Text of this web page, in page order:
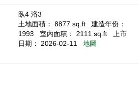
臥4 浴3
土地面積： 8877 sq.ft
建造年份：
1993
室內面積： 2111 sq.ft
上市
日期： 2026-02-11
地圖